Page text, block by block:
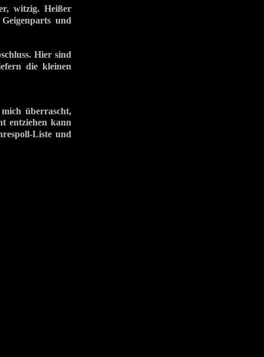
witzig. Heißer
und
Hier sind
die kleinen
überrascht,
entziehen kann
Liste und